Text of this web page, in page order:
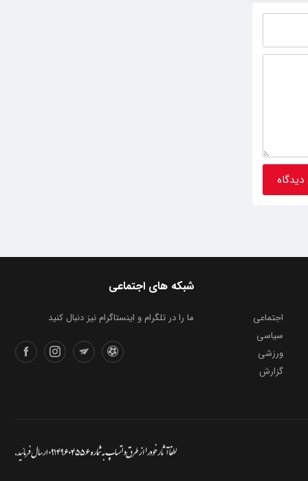
شبکه های اجتماعی
ما را در تلگرام و اینستاگرام نیز دنبال کنید
اجتماعی
سیاسی
ورزشی
گزارش